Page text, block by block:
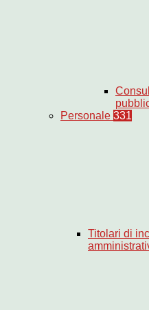
Personale 331
Titolari di